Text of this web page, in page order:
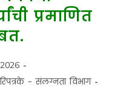
प्रमाणित
- संलग्नता विभाग